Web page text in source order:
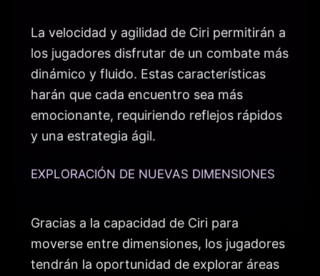
La velocidad y agilidad de Ciri permitirán a
los jugadores disfrutar de un combate más
dinámico y fluido. Estas características
harán que cada encuentro sea más
emocionante, requiriendo reflejos rápidos
y una estrategia ágil.
EXPLORACIÓN DE NUEVAS DIMENSIONES
Gracias a la capacidad de Ciri para
moverse entre dimensiones, los jugadores
tendrán la oportunidad de explorar áreas